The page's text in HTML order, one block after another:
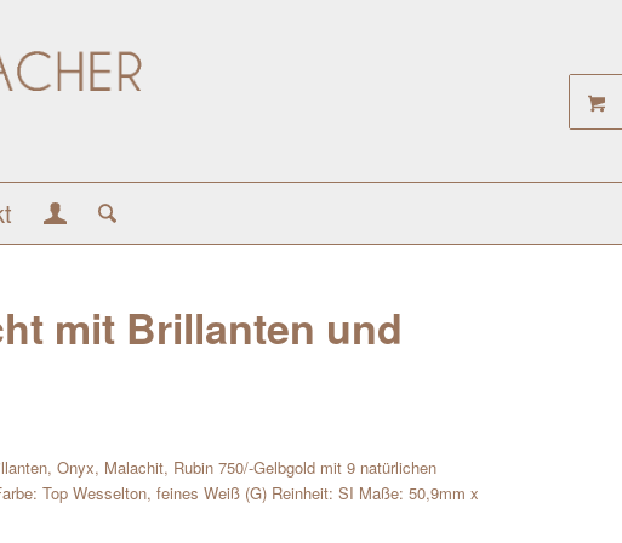
mit Brillanten und
Onyx, Malachit, Rubin 750/-Gelbgold mit 9 natürlichen
Top Wesselton, feines Weiß (G) Reinheit: SI Maße: 50,9mm x